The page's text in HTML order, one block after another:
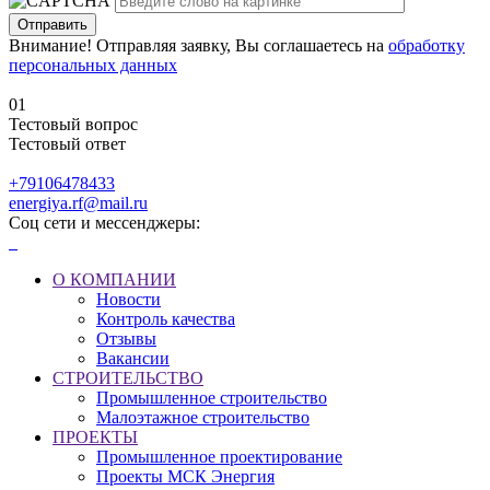
Внимание! Отправляя заявку, Вы соглашаетесь на обработку
персональных данных
01
Тестовый вопрос
Тестовый ответ
+79106478433
energiya.rf@mail.ru
Соц сети и мессенджеры:
О КОМПАНИИ
Новости
Контроль качества
Отзывы
Вакансии
СТРОИТЕЛЬСТВО
Промышленное строительство
Малоэтажное строительство
ПРОЕКТЫ
Промышленное проектирование
Проекты МСК Энергия